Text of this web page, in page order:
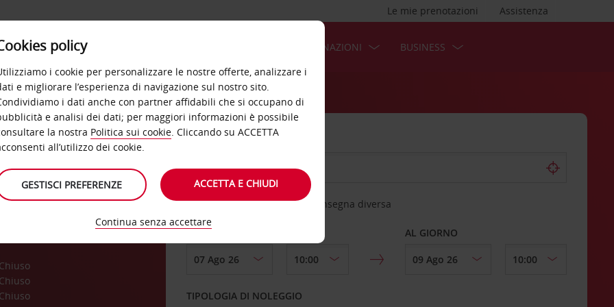
Assistenza
Le mie prenotazioni
OFFERTE DESTINAZIONI BUSINESS
Chiuso
Chiuso
Chiuso
Scegli una località di riconsegna diversa
DAL GIORNO AL GIORNO
TIPOLOGIA DI NOLEGGIO
policy
i cookie per personalizzare le nostre offerte, analizzare i
e migliorare l’esperienza di navigazione sul nostro sito.
i dati anche con partner affidabili che si occupano di
e analisi dei dati; per maggiori informazioni è possibile
la nostra Politica sui cookie. Cliccando su ACCETTA
all’utilizzo dei cookie.
GESTISCI PREFERENZE ACCETTA E CHIUDI
Continua senza accettare